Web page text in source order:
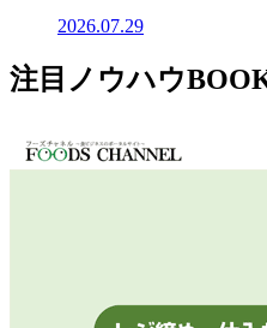
2026.07.29
注目ノウハウ